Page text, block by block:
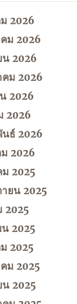
2026
ม 2026
2026
ม 2026
2026
2026
ธ์ 2026
2026
2025
ยน 2025
2025
2025
2025
ม 2025
2025